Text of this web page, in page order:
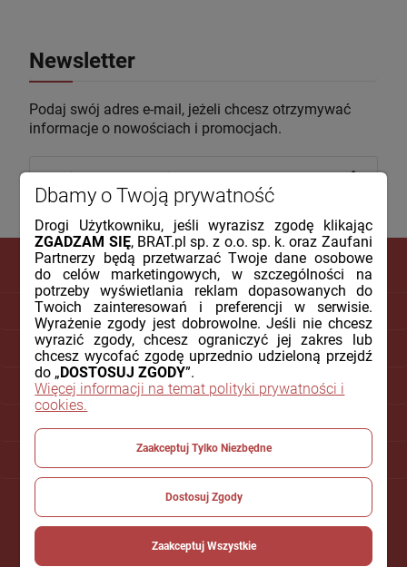
Newsletter
Podaj swój adres e-mail, jeżeli chcesz otrzymywać
informacje o nowościach i promocjach.
DLA KLIENTA
PŁATNOŚCI I DOSTAWA
INFORMACJE
POMOC
Dbamy o Twoją prywatność
Drogi Użytkowniku, jeśli wyrazisz zgodę klikając
ZGADZAM SIĘ, BRAT.pl sp. z o.o. sp. k. oraz Zaufani
Partnerzy będą przetwarzać Twoje dane osobowe
do celów marketingowych, w szczególności na
potrzeby wyświetlania reklam dopasowanych do
Twoich zainteresowań i preferencji w serwisie.
Wyrażenie zgody jest dobrowolne. Jeśli nie chcesz
wyrazić zgody, chcesz ograniczyć jej zakres lub
chcesz wycofać zgodę uprzednio udzieloną przejdź
do „ DOSTOSUJ ZGODY”.
Więcej informacji na temat polityki prywatności i
cookies.
Zaakceptuj Tylko Niezbędne
Dostosuj Zgody
Zaakceptuj Wszystkie